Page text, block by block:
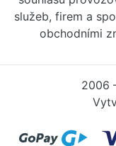
služeb, firem a
obchodními
2006